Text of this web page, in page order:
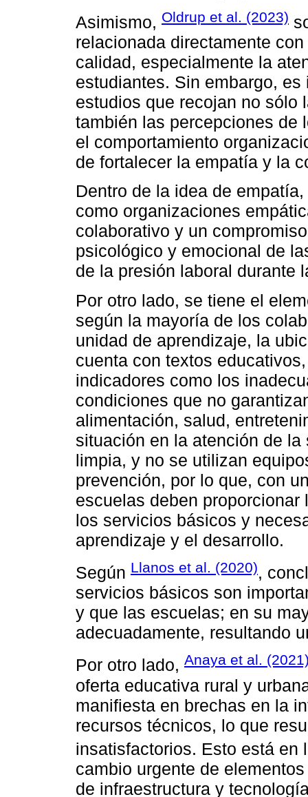
Asimismo, Oldrup et al. (2023)
relacionada directamente
calidad, especialmente la
estudiantes. Sin embargo,
estudios que recojan no sólo
también las percepciones de
el comportamiento
de fortalecer la empatía y la
Dentro de la idea de
como organizaciones
colaborativo y un
psicológico y emocional de
de la presión laboral durante
Por otro lado, se tiene el
según la mayoría de los
unidad de aprendizaje, la
cuenta con textos
indicadores como los
condiciones que no
alimentación, salud,
situación en la atención de
limpia, y no se utilizan
prevención, por lo que, con
escuelas deben
los servicios básicos y
aprendizaje y el desarrollo.
Según Llanos et al. (2020),
servicios básicos son
y que las escuelas; en su
adecuadamente, resultando
Por otro lado, Anaya et al.
oferta educativa rural y
manifiesta en brechas en la
recursos técnicos, lo que
insatisfactorios. Esto está en
cambio urgente de
de infraestructura y